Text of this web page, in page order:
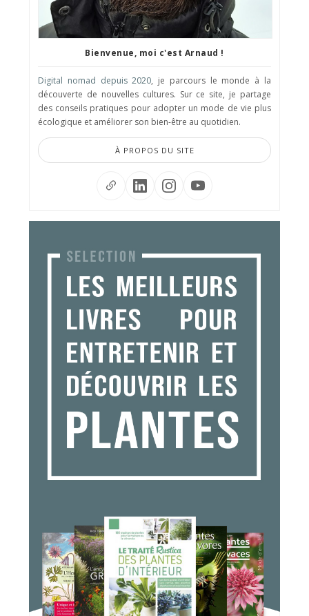
Bienvenue, moi c'est Arnaud !
Digital nomad depuis 2020, je parcours le monde à la
découverte de nouvelles cultures. Sur ce site, je partage
des conseils pratiques pour adopter un mode de vie plus
écologique et améliorer son bien-être au quotidien.
À PROPOS DU SITE